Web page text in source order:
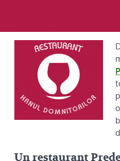
Un restaurant